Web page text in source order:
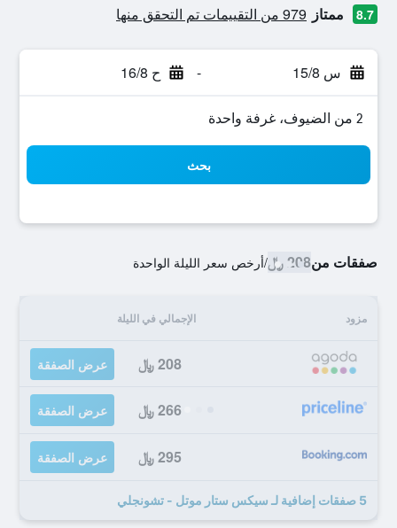
8.7 ممتاز 979 من التقييمات تم التحقق منها
س 15/8 - ح 16/8
2 من الضيوف، غرفة واحدة
بحث
صفقات من208 ﷼ /أرخص سعر الليلة الواحدة
مزود الإجمالي في الليلة
208 ﷼ عرض الصفقة
266 ﷼ عرض الصفقة
295 ﷼ عرض الصفقة
5 صفقات إضافية لـ سيكس ستار موتل - تشونجلي